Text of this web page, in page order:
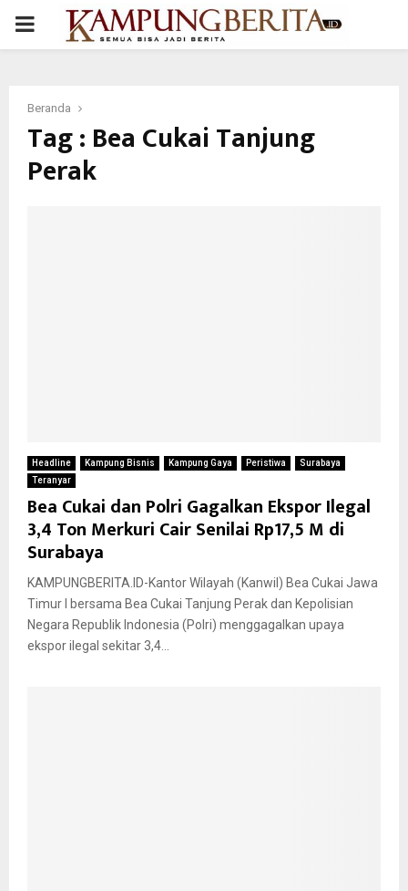
PRIMARY
Beranda
Tag : Bea Cukai Tanjung
Perak
Headline Kampung Bisnis Kampung Gaya Peristiwa
Surabaya
Teranyar
Bea Cukai dan Polri Gagalkan Ekspor Ilegal
3,4 Ton Merkuri Cair Senilai Rp17,5 M di
Surabaya
KAMPUNGBERITA.ID-Kantor Wilayah (Kanwil) Bea Cukai Jawa
Timur I bersama Bea Cukai Tanjung Perak dan Kepolisian
Negara Republik Indonesia (Polri) menggagalkan upaya
ekspor ilegal sekitar 3,4...